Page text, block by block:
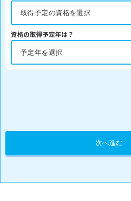
資格の取得予定年は？